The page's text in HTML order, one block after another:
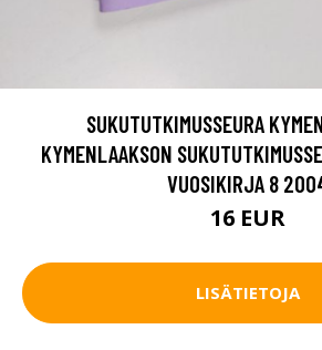
SUKUTUTKIMUSSEURA
KYMENLAAKSON
VUOSIKIRJA 8
16 EUR
LISÄTIETOJA